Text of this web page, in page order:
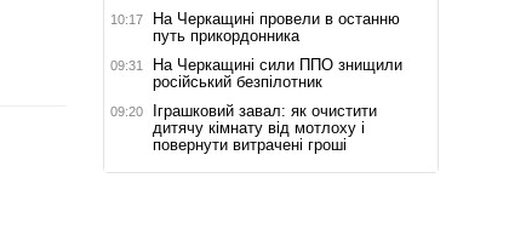
10:17
На Черкащині провели в останню
путь прикордонника
09:31
На Черкащині сили ППО знищили
російський безпілотник
09:20
Іграшковий завал: як очистити
дитячу кімнату від мотлоху і
повернути витрачені гроші